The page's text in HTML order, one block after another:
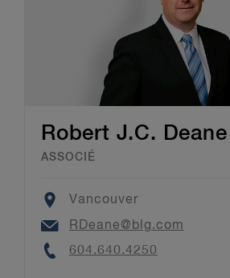
Robert J.C. Deane
ASSOCIÉ
Location
Vancouver
Email
RDeane@blg.com
Phone
604.640.4250